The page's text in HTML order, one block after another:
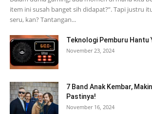
item ini susah banget sih didapat?”. Tapi justru
seru, kan? Tantangan...
Teknologi Pemburu Hantu
November 23, 2024
7 Band Anak Kembar,
Pastinya!
November 16, 2024